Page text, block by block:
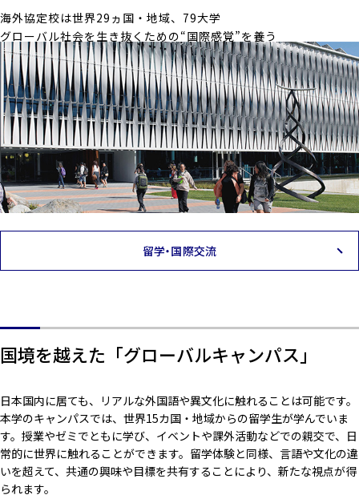
海外協定校は世界29ヵ国・地域、79大学
グローバル社会を生き抜くための“国際感覚”を養う
留学・国際交流
国境を越えた「グローバルキャンパス」
日本国内に居ても、リアルな外国語や異文化に触れることは可能です。
本学のキャンパスでは、世界15カ国・地域からの留学生が学んでいま
す。授業やゼミでともに学び、イベントや課外活動などでの親交で、日
常的に世界に触れることができます。留学体験と同様、言語や文化の違
いを超えて、共通の興味や目標を共有することにより、新たな視点が得
られます。